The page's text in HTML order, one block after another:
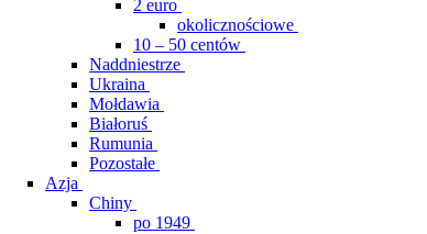
2 euro
okolicznościowe
10 – 50 centów
Naddniestrze
Ukraina
Mołdawia
Białoruś
Rumunia
Pozostałe
Azja
Chiny
po 1949